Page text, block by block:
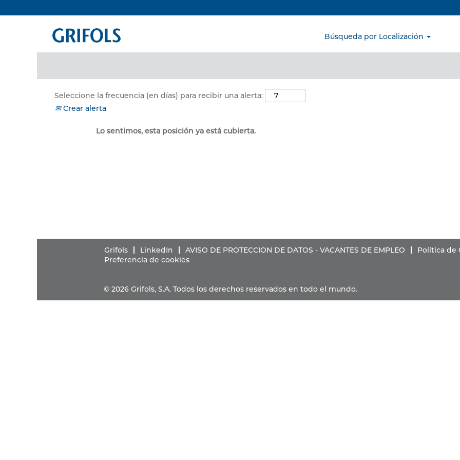
Búsqueda por Localización
Seleccione la frecuencia (en días) para recibir una alerta:
Crear alerta
Lo sentimos, esta posición ya está cubierta.
Grifols LinkedIn AVISO DE PROTECCION DE DATOS - VACANTES DE EMPLEO
Política de
Preferencia de cookies
© 2026 Grifols, S.A. Todos los derechos reservados en todo el mundo.